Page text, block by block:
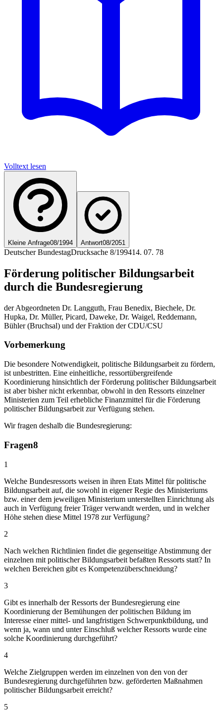
Volltext lesen
Kleine Anfrage08/1994 Antwort08/2051
Deutscher BundestagDrucksache 8/199414. 07. 78
Förderung politischer Bildungsarbeit
durch die Bundesregierung
der Abgeordneten Dr. Langguth, Frau Benedix, Biechele, Dr.
Hupka, Dr. Müller, Picard, Daweke, Dr. Waigel, Reddemann,
Bühler (Bruchsal) und der Fraktion der CDU/CSU
Vorbemerkung
Die besondere Notwendigkeit, politische Bildungsarbeit zu fördern,
ist unbestritten. Eine einheitliche, ressortübergreifende
Koordinierung hinsichtlich der Förderung politischer Bildungsarbeit
ist aber bisher nicht erkennbar, obwohl in den Ressorts einzelner
Ministerien zum Teil erhebliche Finanzmittel für die Förderung
politischer Bildungsarbeit zur Verfügung stehen.
Wir fragen deshalb die Bundesregierung:
Fragen8
1
Welche Bundesressorts weisen in ihren Etats Mittel für politische
Bildungsarbeit auf, die sowohl in eigener Regie des Ministeriums
bzw. einer dem jeweiligen Ministerium unterstellten Einrichtung als
auch in Verfügung freier Träger verwandt werden, und in welcher
Höhe stehen diese Mittel 1978 zur Verfügung?
2
Nach welchen Richtlinien findet die gegenseitige Abstimmung der
einzelnen mit politischer Bildungsarbeit befaßten Ressorts statt? In
welchen Bereichen gibt es Kompetenzüberschneidung?
3
Gibt es innerhalb der Ressorts der Bundesregierung eine
Koordinierung der Bemühungen der politischen Bildung im
Interesse einer mittel- und langfristigen Schwerpunktbildung, und
wenn ja, wann und unter Einschluß welcher Ressorts wurde eine
solche Koordinierung durchgeführt?
4
Welche Zielgruppen werden im einzelnen von den von der
Bundesregierung durchgeführten bzw. geförderten Maßnahmen
politischer Bildungsarbeit erreicht?
5